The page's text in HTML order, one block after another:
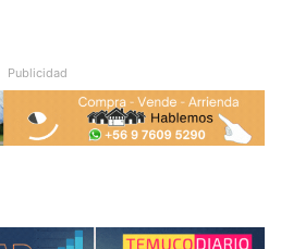
Publicidad